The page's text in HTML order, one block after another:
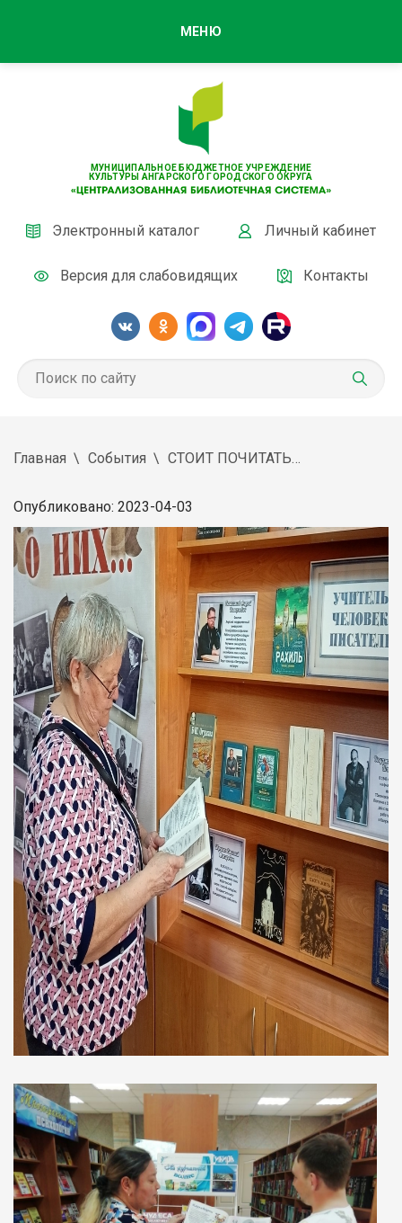
МУНИЦИПАЛЬНОЕ БЮДЖЕТНОЕ УЧРЕЖДЕНИЕ
КУЛЬТУРЫ АНГАРСКОГО ГОРОДСКОГО ОКРУГА
Электронный каталог Личный кабинет
Версия для слабовидящих Контакты
МЕНЮ
Главная События СТОИТ ПОЧИТАТЬ…
Опубликовано: 2023-04-03